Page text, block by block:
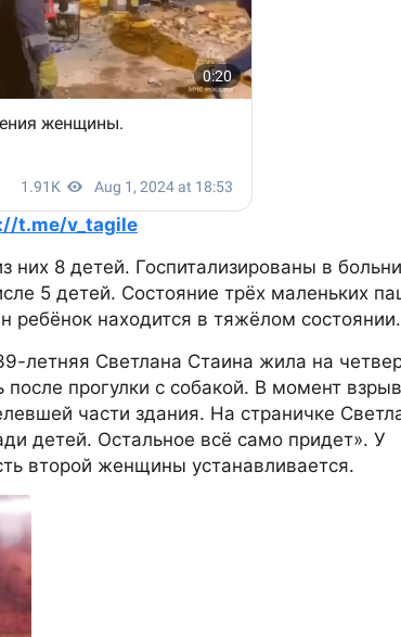
t.me/v_tagile
них 8 детей. Госпитализированы в
5 детей. Состояние трёх маленьких
ребёнок находится в тяжёлом состоянии.
летняя Светлана Стаина жила на
прогулки с собакой. В момент
части здания. На страничке
детей. Остальное всё само придет». У
второй женщины устанавливается.